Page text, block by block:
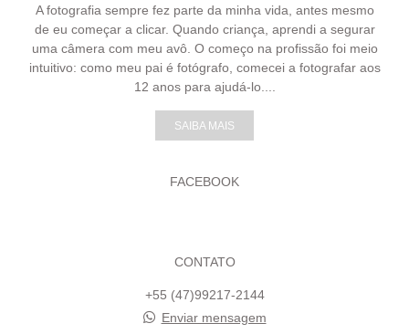
A fotografia sempre fez parte da minha vida, antes mesmo
de eu começar a clicar. Quando criança, aprendi a segurar
uma câmera com meu avô. O começo na profissão foi meio
intuitivo: como meu pai é fotógrafo, comecei a fotografar aos
12 anos para ajudá-lo....
SAIBA MAIS
FACEBOOK
CONTATO
+55 (47)99217-2144
Enviar mensagem